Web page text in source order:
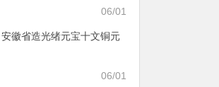
06/01
安徽省造光绪元宝十文铜元
06/01